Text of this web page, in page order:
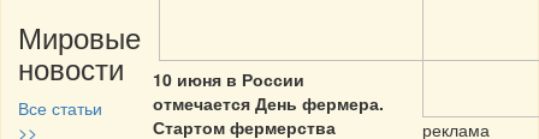
Мировые
новости
Все статьи
>>
10 июня в России
отмечается День фермера.
Стартом фермерства
реклама